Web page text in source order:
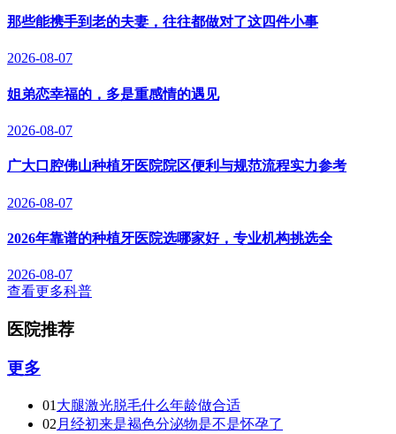
那些能携手到老的夫妻，往往都做对了这四件小事
2026-08-07
姐弟恋幸福的，多是重感情的遇见
2026-08-07
广大口腔佛山种植牙医院院区便利与规范流程实力参考
2026-08-07
2026年靠谱的种植牙医院选哪家好，专业机构挑选全
2026-08-07
查看更多科普
医院推荐
更多
01 大腿激光脱毛什么年龄做合适
02 月经初来是褐色分泌物是不是怀孕了